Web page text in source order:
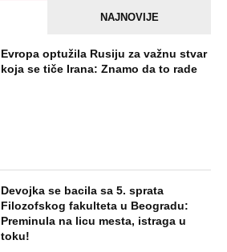
NAJNOVIJE
Evropa optužila Rusiju za važnu stvar
koja se tiče Irana: Znamo da to rade
Devojka se bacila sa 5. sprata
Filozofskog fakulteta u Beogradu:
Preminula na licu mesta, istraga u
toku!